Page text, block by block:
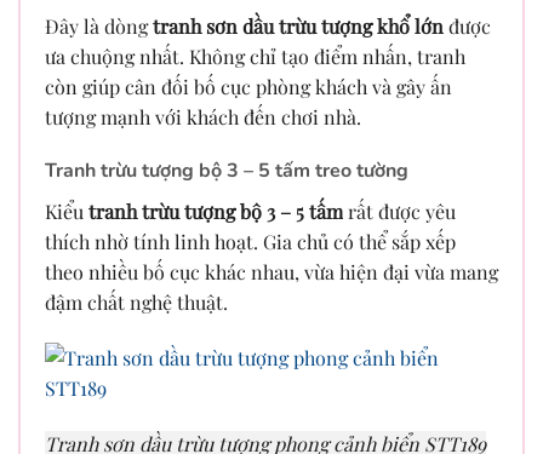
Đây là dòngtranh sơn dầu trừu tượng khổ lớn được
ưa chuộng nhất. Không chỉ tạo điểm nhấn, tranh
còn giúp cân đối bố cục phòng khách và gây ấn
tượng mạnh với khách đến chơi nhà.
Tranh trừu tượng bộ 3 – 5 tấm treo tường
Kiểutranh trừu tượng bộ 3 – 5 tấmrất được yêu
thích nhờ tính linh hoạt. Gia chủ có thể sắp xếp
theo nhiều bố cục khác nhau, vừa hiện đại vừa mang
đậm chất nghệ thuật.
Tranh sơn dầu trừu tượng phong cảnh biển STT189